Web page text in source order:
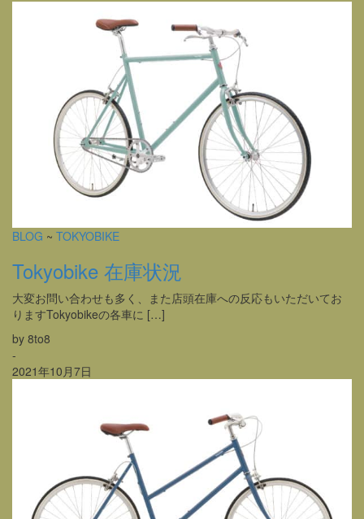
BLOG ~ TOKYOBIKE
Tokyobike 在庫状況
大変お問い合わせも多く、また店頭在庫への反応もいただいてお
りますTokyobikeの各車に […]
by 8to8
-
2021年10月7日